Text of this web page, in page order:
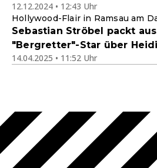
12.12.2024 • 12:43 Uhr
Hollywood-Flair in Ramsau am
Sebastian Ströbel packt
"Bergretter"-Star über
14.04.2025 • 11:52 Uhr